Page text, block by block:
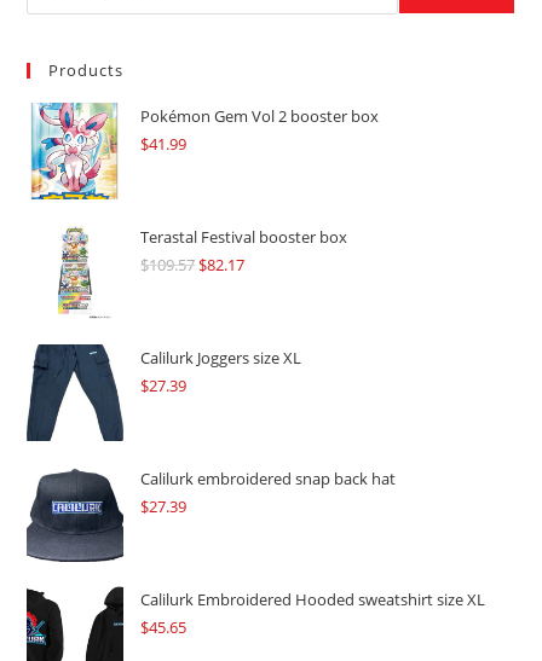
Products
Pokémon Gem Vol 2 booster box
$41.99
Terastal Festival booster box
$109.57Original
$109.57.
$82.17Current
$82.17.
Calilurk Joggers size XL
$27.39
Calilurk embroidered snap back hat
$27.39
Calilurk Embroidered Hooded sweatshirt size XL
$45.65